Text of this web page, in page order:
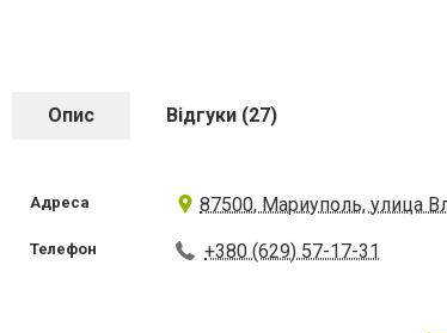
Опис Відгуки (27)
Адреса 87500, Мариуполь, улица
Телефон +380 (629) 57-17-31